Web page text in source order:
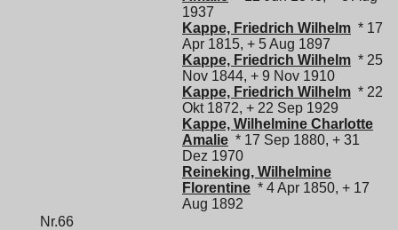
1937
Kappe, Friedrich Wilhelm * 17
Apr 1815, + 5 Aug 1897
Kappe, Friedrich Wilhelm * 25
Nov 1844, + 9 Nov 1910
Kappe, Friedrich Wilhelm * 22
Okt 1872, + 22 Sep 1929
Kappe, Wilhelmine Charlotte
Amalie * 17 Sep 1880, + 31
Dez 1970
Reineking, Wilhelmine
Florentine * 4 Apr 1850, + 17
Aug 1892
Nr.66